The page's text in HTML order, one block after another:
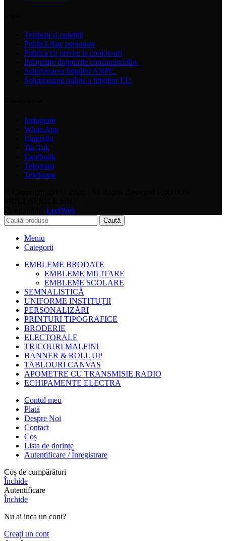
Termeni și condiții
Politică date personale
Politica cu privire la cookie-uri
Informare drepturile consumatorilor.
Soluționarea litigiilor ANPC.
Solutionarea online a litigiilor EU.
Instagram
WhatsApp
LinkedIn
Tik Tok
Facebook
Telegram
Telefoane
LeetWeb
Caută
Meniu
Categorii
EMBLEME BRODATE
EMBLEME MILITARE
EMBLEME SCOLARE
SEMNALISTICĂ
UNIFORME INSTITUȚII
PERSONALIZĂRI
PRINTURI TIPOGRAFICE
BRODERIE
ELECTORALE
TRICOURI MALFINI
BANNER & ROLL UP
TABLOURI CANVAS
APOMETRE CU TRANSMISIE RADIO
ECHIPAMENTE ELECTRA
Contul meu
Plată
Despre Noi
Contact
Coș
Lista de dorințe
Autentificare / Înregistrare
Coș de cumpărături
Închide
Autentificare
Închide
Nu ai inca un cont?
Creați un cont